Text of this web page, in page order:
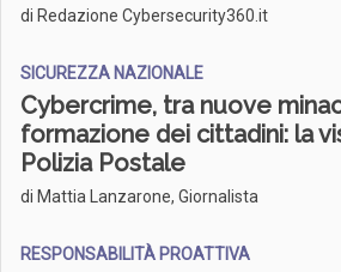
di Redazione Cybersecurity360.it
SICUREZZA NAZIONALE
Cybercrime, tra nuove
formazione dei cittadini: la
Polizia Postale
di Mattia Lanzarone, Giornalista
RESPONSABILITÀ PROATTIVA